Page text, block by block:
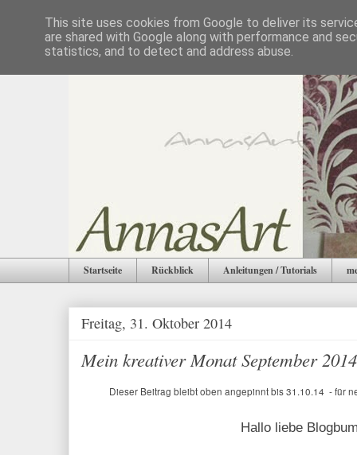
Startseite Rückblick Anleitungen / Tutorials
Freitag, 31. Oktober 2014
Mein kreativer Monat September 2014
Dieser Beitrag bleibt oben angepinnt bis 31.10.14 - für
Hallo liebe
This site uses cookies from Google to deliver its
are shared with Google along with performance and
statistics, and to detect and address abuse.